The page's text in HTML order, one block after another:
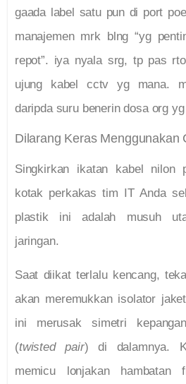
gaada label satu pun di port
manajemen mrk blng “yg
repot”. iya nyala srg, tp pas
ujung kabel cctv yg mana.
daripda suru benerin dosa org
Dilarang Keras Menggunakan
Singkirkan ikatan kabel nilon
kotak perkakas tim IT Anda
plastik ini adalah musuh
jaringan.
Saat diikat terlalu kencang,
akan meremukkan isolator
ini merusak simetri
(twisted pair) di dalamnya.
memicu lonjakan hambatan